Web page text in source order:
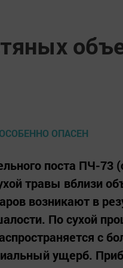
поста ПЧ-73
травы вблизи
возникают в
По сухой
с
ущерб.